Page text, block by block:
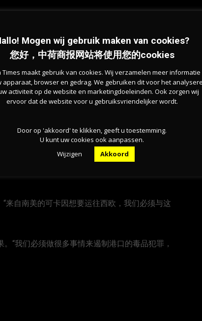
对筛查非常满意。“我们正在做一些可以确保犯
遇到一位先生，他已经被到抓过一次，现在又被
装有毒品的集装箱。
“鹿特丹港非常安全可靠，如果没有内部的帮
来自南美的可卡因想要运往西欧，我们必须与这
“我们必须做很多事情来遏制港口的毒品犯罪，
Mogen wij gebruik maken van cookies?
您好，中荷商报网站将使用您的cookies
Times maakt gebruik van cookies. Wij verzamelen meer informatie
apparaat, browser en gedrag. We gebruiken dit voor het
activiteit op de website en marketingdoeleinden. Ook zorgen wij
ervoor dat de website voor u gebruiksvriendelijker wordt.
Door op 'akkoord' te klikken, geeft u toestemming.
U kunt uw cookies ook aanpassen.
Wijzigen
Akkoord